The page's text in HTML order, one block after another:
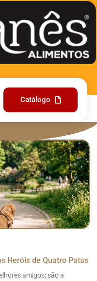
Catálogo
Heróis de Quatro Patas
amigos; são a